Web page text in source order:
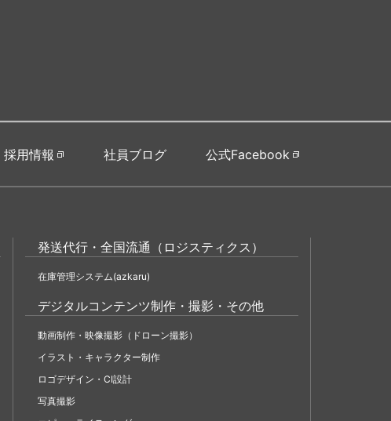
採用情報 社員ブログ 公式Facebook
発送代行・全国流通（ロジスティクス）
在庫管理システム(azkaru)
デジタルコンテンツ制作・撮影・その他
動画制作・映像撮影（ドローン撮影）
イラスト・キャラクター制作
ロゴデザイン・CI設計
写真撮影